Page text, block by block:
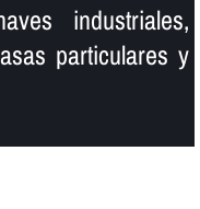
industriales,
particulares y